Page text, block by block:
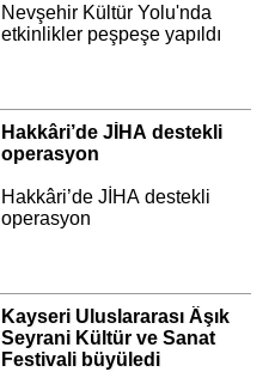
Nevşehir Kültür Yolu'nda
etkinlikler peşpeşe yapıldı
Hakkâri’de JİHA destekli
operasyon
Hakkâri’de JİHA destekli
operasyon
Kayseri Uluslararası Âşık
Seyrani Kültür ve Sanat
Festivali büyüledi